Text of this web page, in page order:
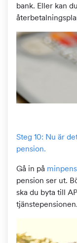
bank. Eller kan
Steg 10: Nu är
pension.
Gå in på
pension ser ut.
ska du byta till